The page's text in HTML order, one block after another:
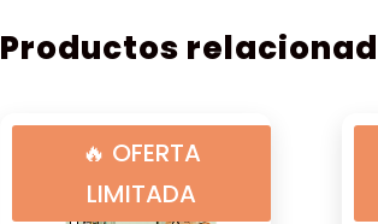
Productos
🔥 OFERTA
LIMITADA